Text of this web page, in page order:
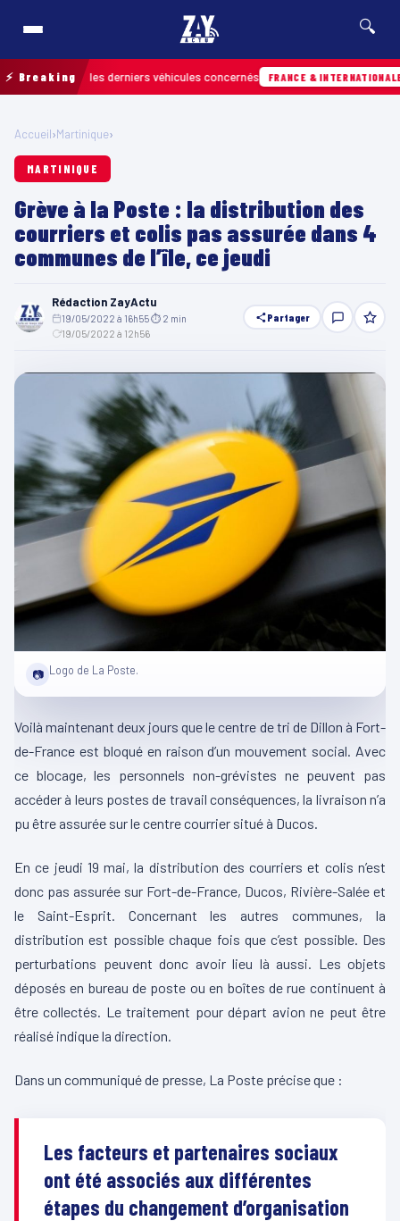
🔍
⚡ Breakingles derniers véhicules concernés FRANCE & INTERNATIONALE
Accueil›Martinique›
MARTINIQUE
Grève à la Poste : la distribution des
courriers et colis pas assurée dans 4
communes de l’île, ce jeudi
Rédaction ZayActu
19/05/2022 à 16h55⏱ 2 min
19/05/2022 à 12h56
Partager
📷 Logo de La Poste.
Voilà maintenant deux jours que le centre de tri de Dillon à Fort-
de-France est bloqué en raison d’un mouvement social. Avec
ce blocage, les personnels non-grévistes ne peuvent pas
accéder à leurs postes de travail conséquences, la livraison n’a
pu être assurée sur le centre courrier situé à Ducos.
En ce jeudi 19 mai, la distribution des courriers et colis n’est
donc pas assurée sur Fort-de-France, Ducos, Rivière-Salée et
le Saint-Esprit. Concernant les autres communes, la
distribution est possible chaque fois que c’est possible. Des
perturbations peuvent donc avoir lieu là aussi. Les objets
déposés en bureau de poste ou en boîtes de rue continuent à
être collectés. Le traitement pour départ avion ne peut être
réalisé indique la direction.
Dans un communiqué de presse, La Poste précise que :
Les facteurs et partenaires sociaux
ont été associés aux différentes
étapes du changement d’organisation